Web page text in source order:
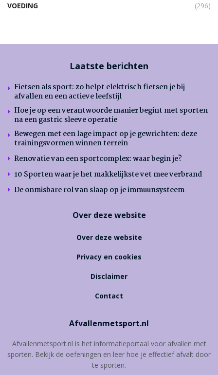
VOEDING
(296)
Laatste berichten
Fietsen als sport: zo helpt elektrisch fietsen je bij
afvallen en een actieve leefstijl
Hoe je op een verantwoorde manier begint met sporten
na een gastric sleeve operatie
Bewegen met een lage impact op je gewrichten: deze
trainingsvormen winnen terrein
Renovatie van een sportcomplex: waar begin je?
10 Sporten waar je het makkelijkste vet mee verbrand
De onmisbare rol van slaap op je immuunsysteem
Over deze website
Over deze website
Privacy en cookies
Disclaimer
Contact
Afvallenmetsport.nl
Afvallenmetsport.nl is het informatieportaal voor afvallen met
sporten. Bekijk de oefeningen en leer hoe je effectief afvalt door
te sporten.